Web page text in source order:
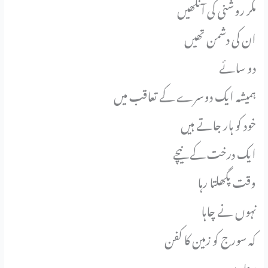
مگر روشنی کی آنکھیں
ان کی دشمن تھیں
دو سائے
ہمیشہ ایک دوسرے کے تعاقب میں
خود کو ہار جاتے ہیں
ایک درخت کے نیچے
وقت پگھلتا رہا
نہوں نے چاہا
کہ سورج کو زمین کا کفن